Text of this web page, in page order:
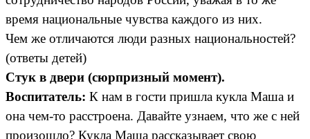
время национальные чувства каждого из них.
Чем же отличаются люди разных национальностей?
(ответы детей)
Стук в двери (сюрпризный момент).
Воспитатель: К нам в гости пришла кукла Маша и
она чем-то расстроена. Давайте узнаем, что же с ней
произошло? Кукла Маша рассказывает свою